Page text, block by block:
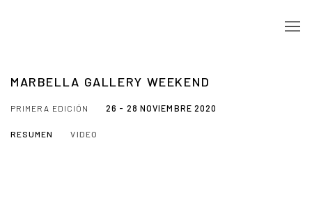
MARBELLA GALLERY WEEKEND
PRIMERA EDICIÓN 26 - 28 NOVIEMBRE 2020
RESUMEN VIDEO